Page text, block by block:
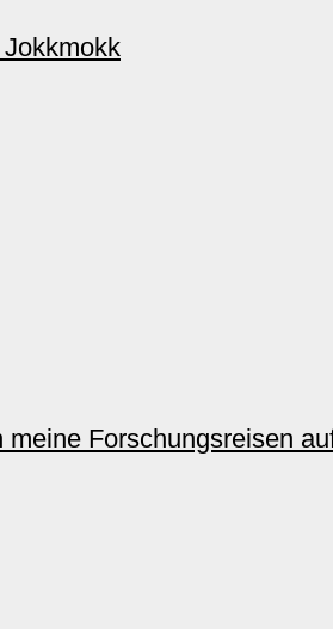
Forschungsreisen